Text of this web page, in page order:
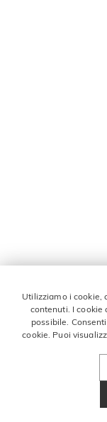
Utilizziamo i cookie,
contenuti. I cookie
possibile.
cookie. Puoi